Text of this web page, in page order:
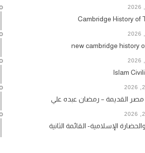
Cambridge History of
new cambridge history
Islam
مصر القديمة – رمضان عبده علي
الإسلامية- القائمة الثانية